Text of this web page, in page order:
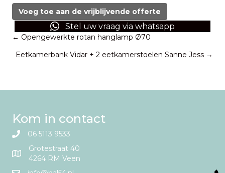
cm.
aantal
Voeg toe aan de vrijblijvende offerte
Stel uw vraag via whatsapp
Posts
navigation
← Opengewerkte rotan hanglamp Ø70
Eetkamerbank Vidar + 2 eetkamerstoelen Sanne Jess →
Kom in contact
06 5113 9533
Grotestraat 40
4264 RM Veen